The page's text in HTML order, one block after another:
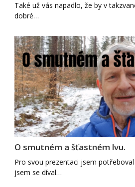
Také už vás napadlo, že by v
dobré…
O smutném a šťastném lvu.
Pro svou prezentaci jsem
jsem se díval…